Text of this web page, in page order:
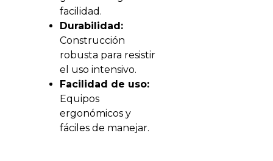
facilidad.
Durabilidad:
Construcción
robusta para resistir
el uso intensivo.
Facilidad de uso:
Equipos
ergonómicos y
fáciles de manejar.